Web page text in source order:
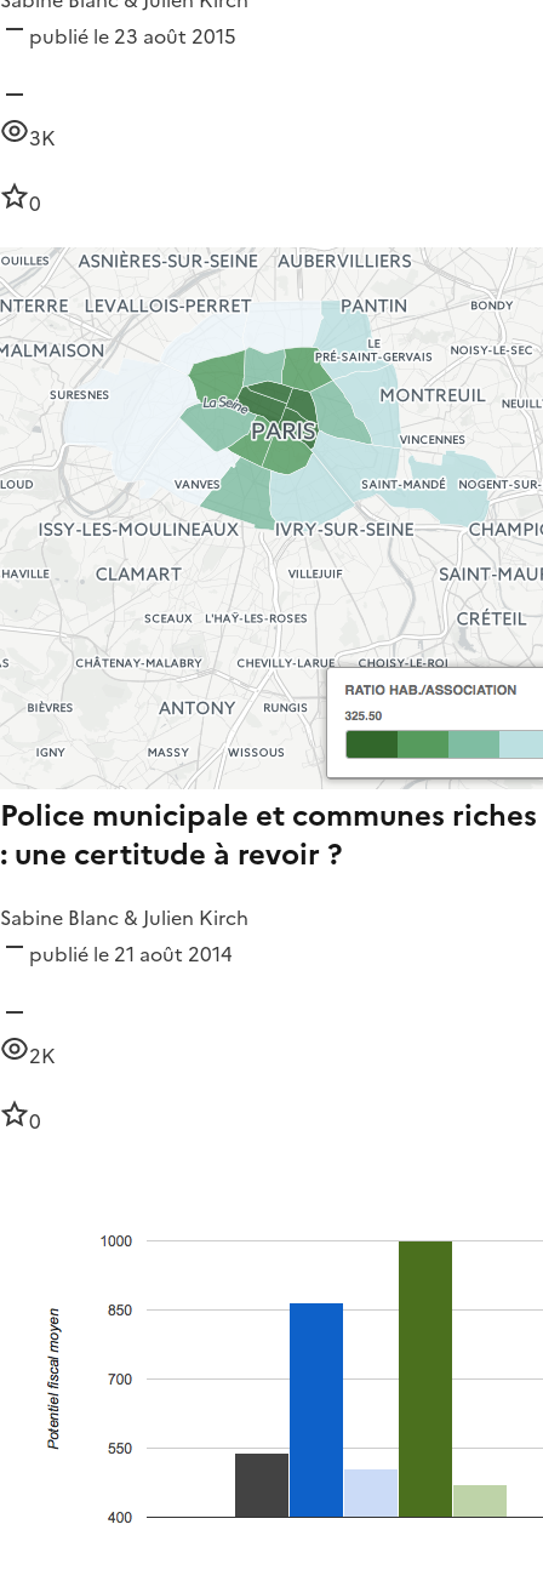
publié le 23 août 2015
3K
0
Police municipale et communes riches
: une certitude à revoir ?
Sabine Blanc & Julien Kirch
publié le 21 août 2014
2K
0